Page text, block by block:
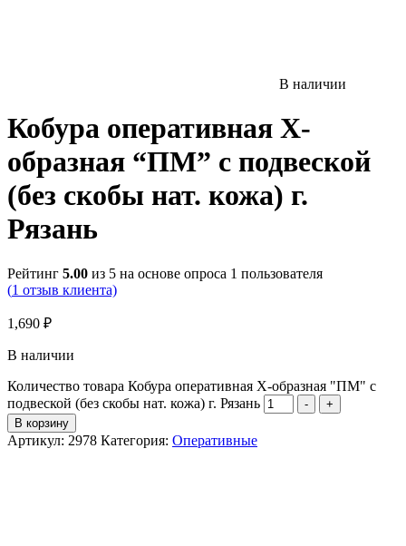
В наличии
Кобура оперативная Х-
образная “ПМ” с подвеской
(без скобы нат. кожа) г.
Рязань
Рейтинг 5.00 из 5 на основе опроса 1 пользователя
(1 отзыв клиента)
1,690 ₽
В наличии
Количество товара Кобура оперативная Х-образная "ПМ" с
подвеской (без скобы нат. кожа) г. Рязань
-
+
В корзину
Артикул: 2978 Категория: Оперативные